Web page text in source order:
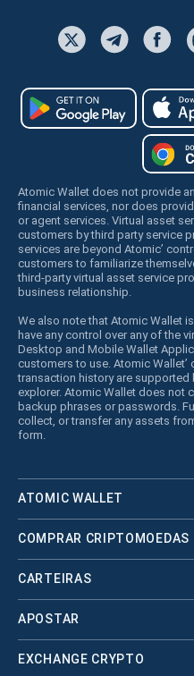
Atomic Wallet does not provide
financial services, nor does
or agent services. Virtual asset
customers by third party service
services are beyond Atomic’
customers to familiarize
third-party virtual asset service
business relationship.
We also note that Atomic Wallet
have any control over any of the
Desktop and Mobile Wallet
customers to use. Atomic Wallet’
transaction history are
explorer. Atomic Wallet does not
backup phrases or passwords.
collect, or transfer any assets
form.
ATOMIC WALLET
COMPRAR CRIPTOMOEDAS
CARTEIRAS
APOSTAR
EXCHANGE CRYPTO